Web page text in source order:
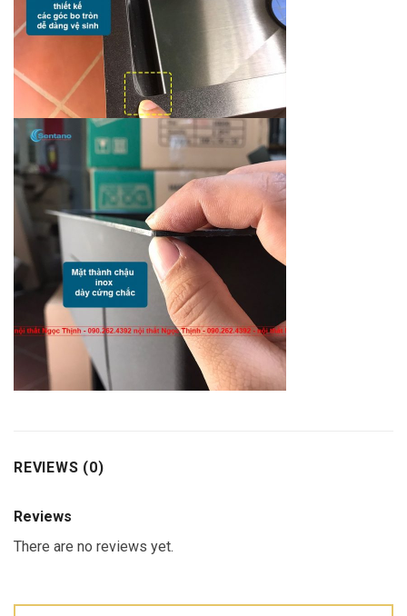
REVIEWS (0)
Reviews
There are no reviews yet.